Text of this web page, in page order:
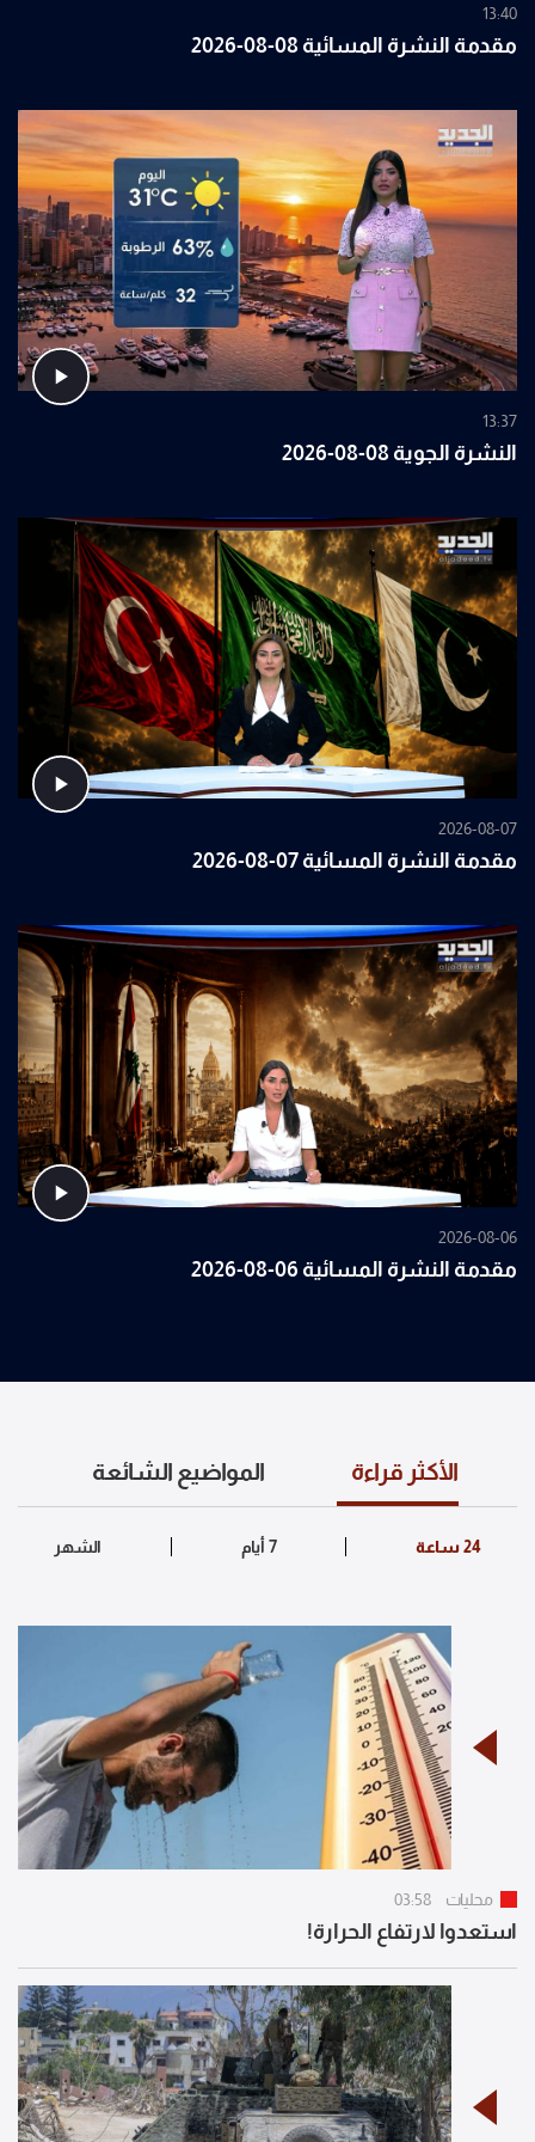
13:40
مقدمة النشرة المسائية 08-08-2026
13:37
النشرة الجوية 08-08-2026
2026-08-07
مقدمة النشرة المسائية 07-08-2026
2026-08-06
مقدمة النشرة المسائية 06-08-2026
الأكثر قراءة المواضيع الشائعة
محليات 03:58
استعدوا لارتفاع الحرارة!